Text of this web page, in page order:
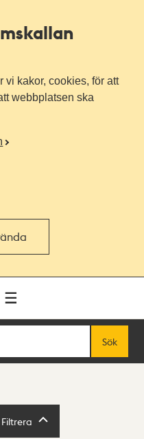
vi kakor, cookies, för att
webbplatsen ska
Sök
Filtrera